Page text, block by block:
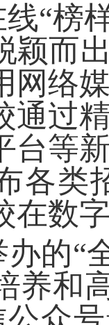
“榜
颖而
网络
通过
台等
各类
在数
的“
养和